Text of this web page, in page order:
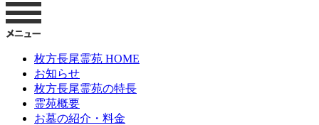
枚方長尾霊苑 HOME
お知らせ
枚方長尾霊苑の特長
霊苑概要
お墓の紹介・料金